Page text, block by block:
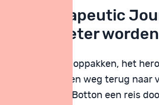
A Therapeutic
over beter worden
de draad weer oppakken, het
vinden van een weg terug naar
maakt Alain de Botton een reis